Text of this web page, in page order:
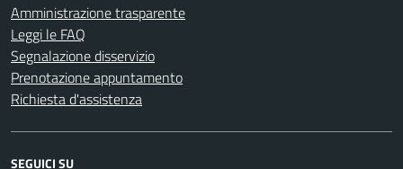
Amministrazione trasparente
Leggi le FAQ
Segnalazione disservizio
Prenotazione appuntamento
Richiesta d'assistenza
SEGUICI SU